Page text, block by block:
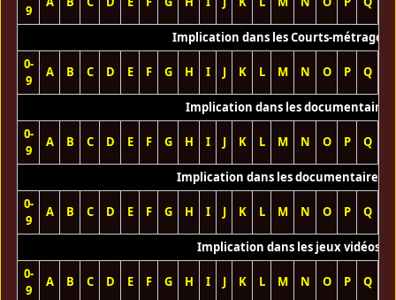
9
Implication dans les Courts-métrages
0-
9
A B C D E F G H I J K L M N O P Q
Implication dans les documentaires
0-
9
A B C D E F G H I J K L M N O P Q
Implication dans les documentaires
0-
9
A B C D E F G H I J K L M N O P Q
Implication dans les jeux vidéos
0-
9
A B C D E F G H I J K L M N O P Q